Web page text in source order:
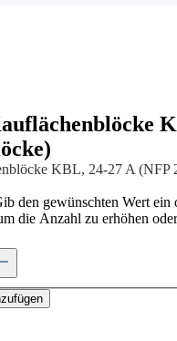
KBL, 24-27 A (NFP
den gewünschten Wert ein
die Anzahl zu erhöhen